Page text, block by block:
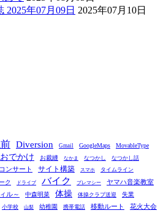
2025年07月09日 2025年07月10日
Diversion Gmail GoogleMaps
MovableType
おでかけ お裁縫 なかま なつかし なつかし話
コンサート サイト構築 スマホ タイムライン
ク ドライブ バイク プレマシー ヤマハ音楽教室
ル～ 中森明菜 体操 体操クラブ送迎 失業
小学校 山梨 幼稚園 携帯電話 移動ルート 花火大会